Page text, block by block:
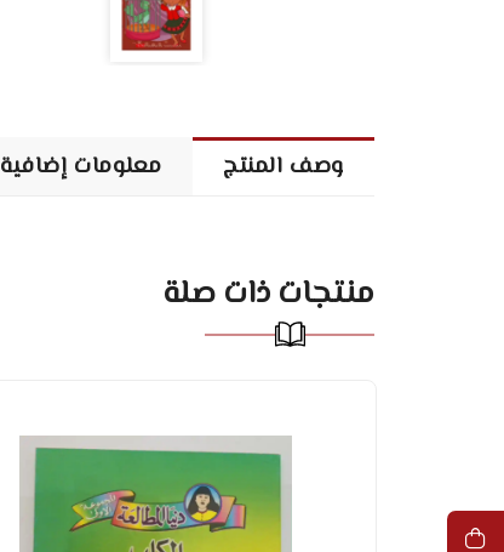
وصف المنتج معلومات إضافية
منتجات ذات صلة